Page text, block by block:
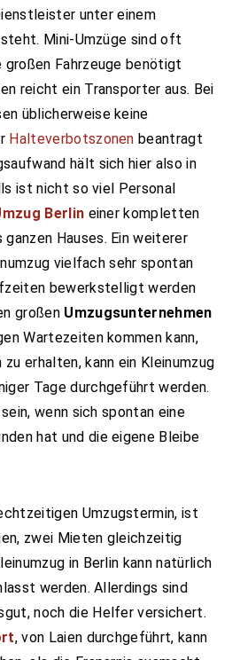
unter einem
Mini-Umzüge sind oft
großen Fahrzeuge benötigt
reicht ein Transporter aus. Bei
üblicherweise keine
Halteverbotszonen beantragt
hält sich hier also in
ist nicht so viel Personal
Berlin einer kompletten
ganzen Hauses. Ein weiterer
vielfach sehr spontan
bewerkstelligt werden
großen Umzugsunternehmen
Wartezeiten kommen kann,
erhalten, kann ein Kleinumzug
Tage durchgeführt werden.
wenn sich spontan eine
hat und die eigene Bleibe
Umzugstermin, ist
zwei Mieten gleichzeitig
in Berlin kann natürlich
werden. Allerdings sind
noch die Helfer versichert.
, von Laien durchgeführt, kann